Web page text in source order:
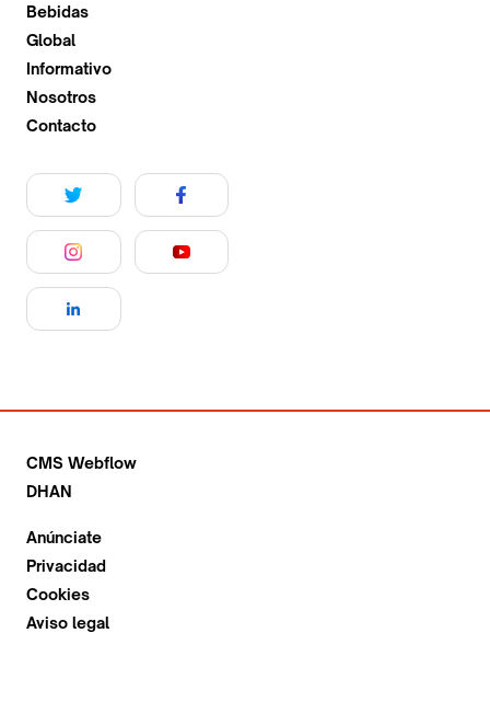
Bebidas
Global
Informativo
Nosotros
Contacto
CMS Webflow
DHAN
Anúnciate
Privacidad
Cookies
Aviso legal